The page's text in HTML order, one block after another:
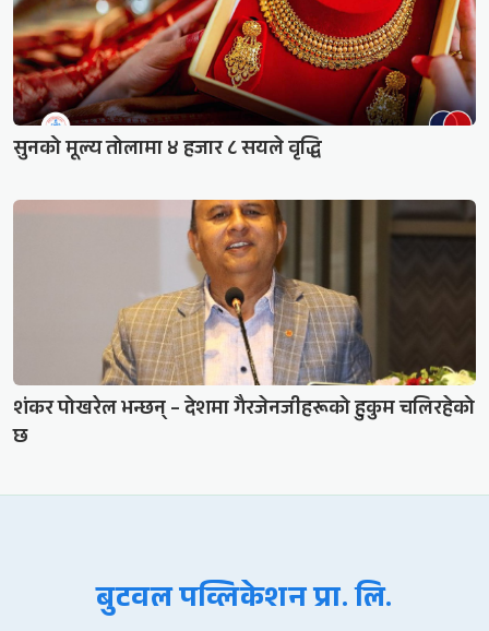
सुनको मूल्य तोलामा ४ हजार ८ सयले वृद्धि
शंकर पोखरेल भन्छन् – देशमा गैरजेनजीहरूको हुकुम चलिरहेको
छ
बुटवल पव्लिकेशन प्रा. लि.